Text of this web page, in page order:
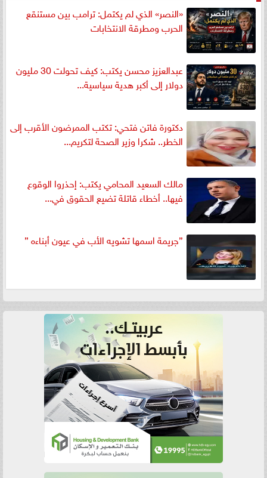
«النصر» الذي لم يكتمل: ترامب بين مستنقع
الحرب ومطرقة الانتخابات
عبدالعزيز محسن يكتب: كيف تحولت 30 مليون
دولار إلى أكبر هدية سياسية...
دكتورة فاتن فتحي: تكتب الممرضون الأقرب إلى
الخطر.. شكرا وزير الصحة لتكريم...
مالك السعيد المحامي يكتب: إحذروا الوقوع
فيها.. أخطاء قاتلة تضيع الحقوق في...
”جريمة اسمها تشويه الأب في عيون أبناءه ”